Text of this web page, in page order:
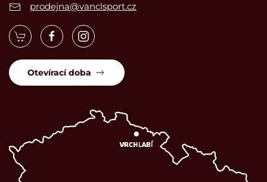
prodejna@vanclsport.cz
Otevírací doba